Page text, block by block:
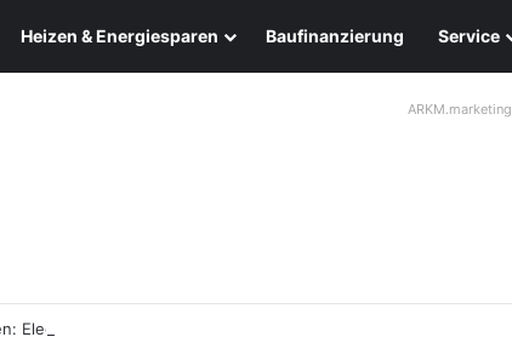
Heizen & Energiesparen Baufinanzierung Service
ARKM.marketing
Eleganz und Nachhaltigkeit für Ihr Zuhause